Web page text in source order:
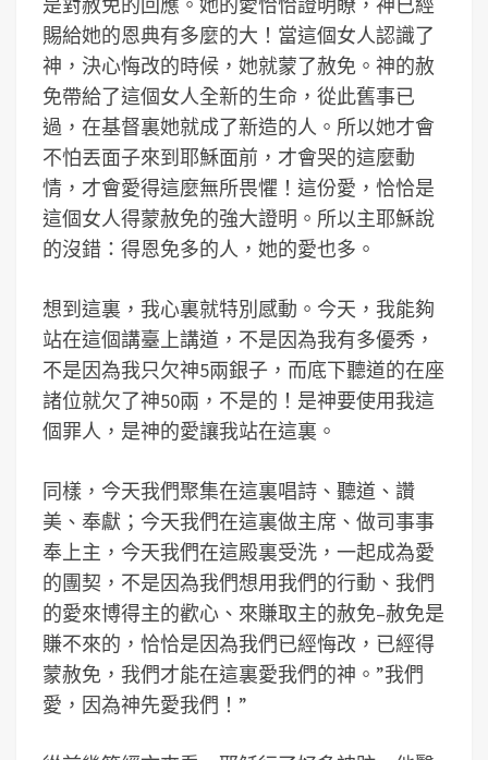
賜給她的恩典有多麼的大！當這個女人認識了
神，決心悔改的時候，她就蒙了赦免。神的赦
免帶給了這個女人全新的生命，從此舊事已
過，在基督裏她就成了新造的人。所以她才會
不怕丟面子來到耶穌面前，才會哭的這麼動
情，才會愛得這麼無所畏懼！這份愛，恰恰是
這個女人得蒙赦免的強大證明。所以主耶穌說
的沒錯：得恩免多的人，她的愛也多。
想到這裏，我心裏就特別感動。今天，我能夠
站在這個講臺上講道，不是因為我有多優秀，
不是因為我只欠神5兩銀子，而底下聽道的在座
諸位就欠了神50兩，不是的！是神要使用我這
個罪人，是神的愛讓我站在這裏。
同樣，今天我們聚集在這裏唱詩、聽道、讚
美、奉獻；今天我們在這裏做主席、做司事事
奉上主，今天我們在這殿裏受洗，一起成為愛
的團契，不是因為我們想用我們的行動、我們
的愛來博得主的歡心、來賺取主的赦免–赦免是
賺不來的，恰恰是因為我們已經悔改，已經得
蒙赦免，我們才能在這裏愛我們的神。”我們
愛，因為神先愛我們！”